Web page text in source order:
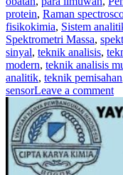
protein, Raman
fisikokimia, Sistem
Spektrometri Massa,
sinyal, teknik analisis,
modern, teknik analisis
analitik, teknik pemisahan
sensorLeave a comment